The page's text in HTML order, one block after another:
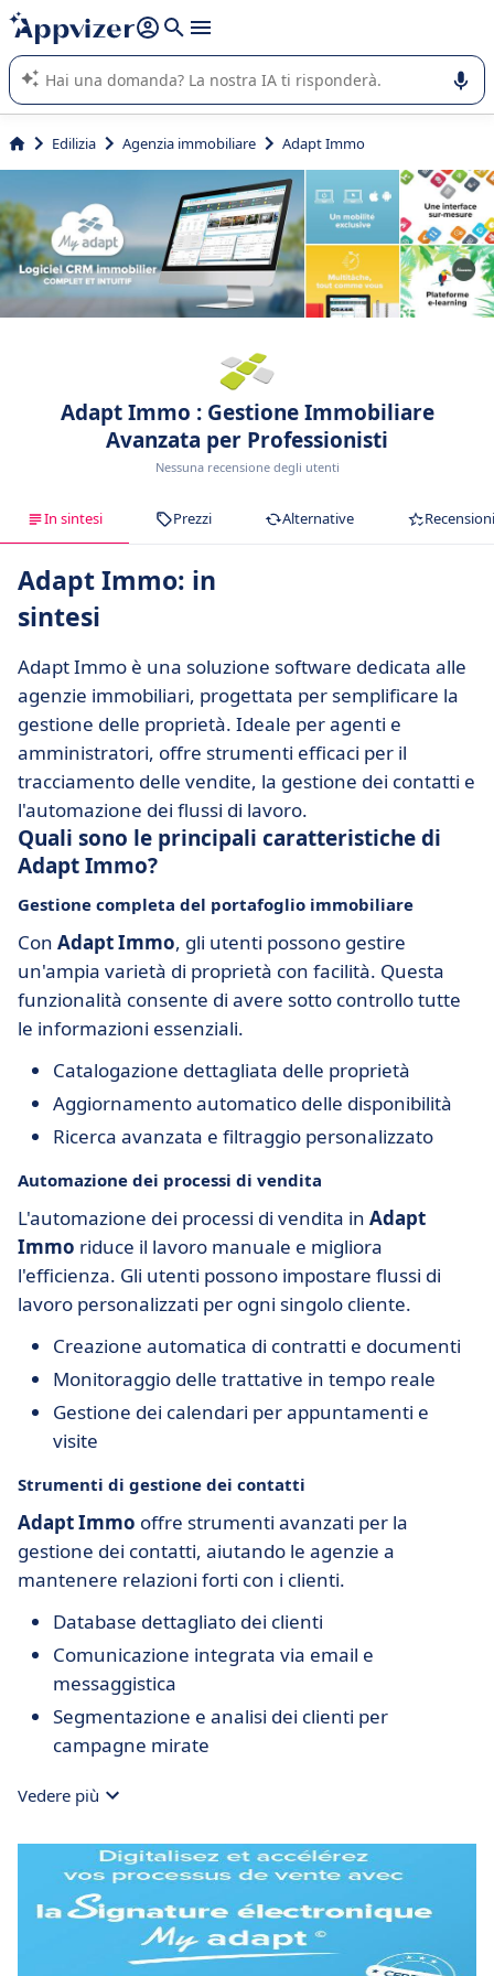
righe con
shift + enter
L'IA di Appvizer vi guida nell'utilizzo o nella scelta di un
software SaaS per la vostra azienda.
Edilizia Agenzia immobiliare Adapt Immo
Adapt Immo : Gestione Immobiliare
Avanzata per Professionisti
Nessuna recensione degli utenti
In sintesi Prezzi Alternative Recensioni
Adapt Immo: in
sintesi
Adapt Immo è una soluzione software dedicata alle
agenzie immobiliari, progettata per semplificare la
gestione delle proprietà. Ideale per agenti e
amministratori, offre strumenti efficaci per il
tracciamento delle vendite, la gestione dei contatti e
l'automazione dei flussi di lavoro.
Quali sono le principali caratteristiche di
Adapt Immo?
Gestione completa del portafoglio immobiliare
Con Adapt Immo, gli utenti possono gestire
un'ampia varietà di proprietà con facilità. Questa
funzionalità consente di avere sotto controllo tutte
le informazioni essenziali.
Catalogazione dettagliata delle proprietà
Aggiornamento automatico delle disponibilità
Ricerca avanzata e filtraggio personalizzato
Automazione dei processi di vendita
L'automazione dei processi di vendita in Adapt
Immo riduce il lavoro manuale e migliora
l'efficienza. Gli utenti possono impostare flussi di
lavoro personalizzati per ogni singolo cliente.
Creazione automatica di contratti e documenti
Monitoraggio delle trattative in tempo reale
Gestione dei calendari per appuntamenti e
visite
Strumenti di gestione dei contatti
Adapt Immo offre strumenti avanzati per la
gestione dei contatti, aiutando le agenzie a
mantenere relazioni forti con i clienti.
Database dettagliato dei clienti
Comunicazione integrata via email e
messaggistica
Segmentazione e analisi dei clienti per
campagne mirate
Vedere più